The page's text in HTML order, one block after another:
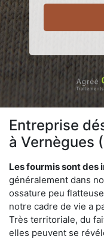
Entreprise
à Vernègues
Les fourmis sont des
généralement dans
ossature peu
notre cadre de vie a
Très territoriale, du
elles peuvent se